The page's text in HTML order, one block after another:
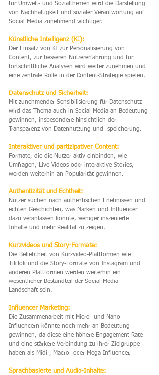
für Umwelt- und Sozialthemen wird die Darstellung
von Nachhaltigkeit und sozialer Verantwortung auf
Social Media zunehmend wichtiger.
Künstliche Intelligenz (KI):
Der Einsatz von KI zur Personalisierung von
Content, zur besseren Nutzererfahrung und für
fortschrittliche Analysen wird weiter zunehmen und
eine zentrale Rolle in der Content-Strategie spielen.
Datenschutz und Sicherheit:
Mit zunehmender Sensibilisierung für Datenschutz
wird das Thema auch in Social Media an Bedeutung
gewinnen, insbesondere hinsichtlich der
Transparenz von Datennutzung und -speicherung.
Interaktiver und partizipativer Content:
Formate, die die Nutzer aktiv einbinden, wie
Umfragen, Live-Videos oder interaktive Stories,
werden weiterhin an Popularität gewinnen.
Authentizität und Echtheit:
Nutzer suchen nach authentischen Erlebnissen und
echten Geschichten, was Marken und Influencer
dazu veranlassen könnte, weniger inszenierte
Inhalte und mehr Realität zu zeigen.
Kurzvideos und Story-Formate:
Die Beliebtheit von Kurzvideo-Plattformen wie
TikTok und die Story-Formate von Instagram und
anderen Plattformen werden weiterhin ein
wesentlicher Bestandteil der Social Media
Landschaft sein.
Influencer Marketing:
Die Zusammenarbeit mit Micro- und Nano-
Influencern könnte noch mehr an Bedeutung
gewinnen, da diese eine höhere Engagement-Rate
und eine stärkere Verbindung zu ihrer Zielgruppe
haben als Midi-, Macro- oder Mega-Influencer.
Sprachbasierte und Audio-Inhalte: